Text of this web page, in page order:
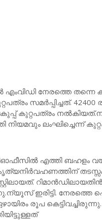
നേരത്തെ തന്നെ
സമര്‍പ്പിച്ചത്.
കുറ്റപത്രം
നിയമവും ലംഘിച്ചെന്ന്
എത്തി
റിമാന്‍ഡിലായതിന്‍റെ
ഇരിട്ടി. നേരത്തെ
രൂപ